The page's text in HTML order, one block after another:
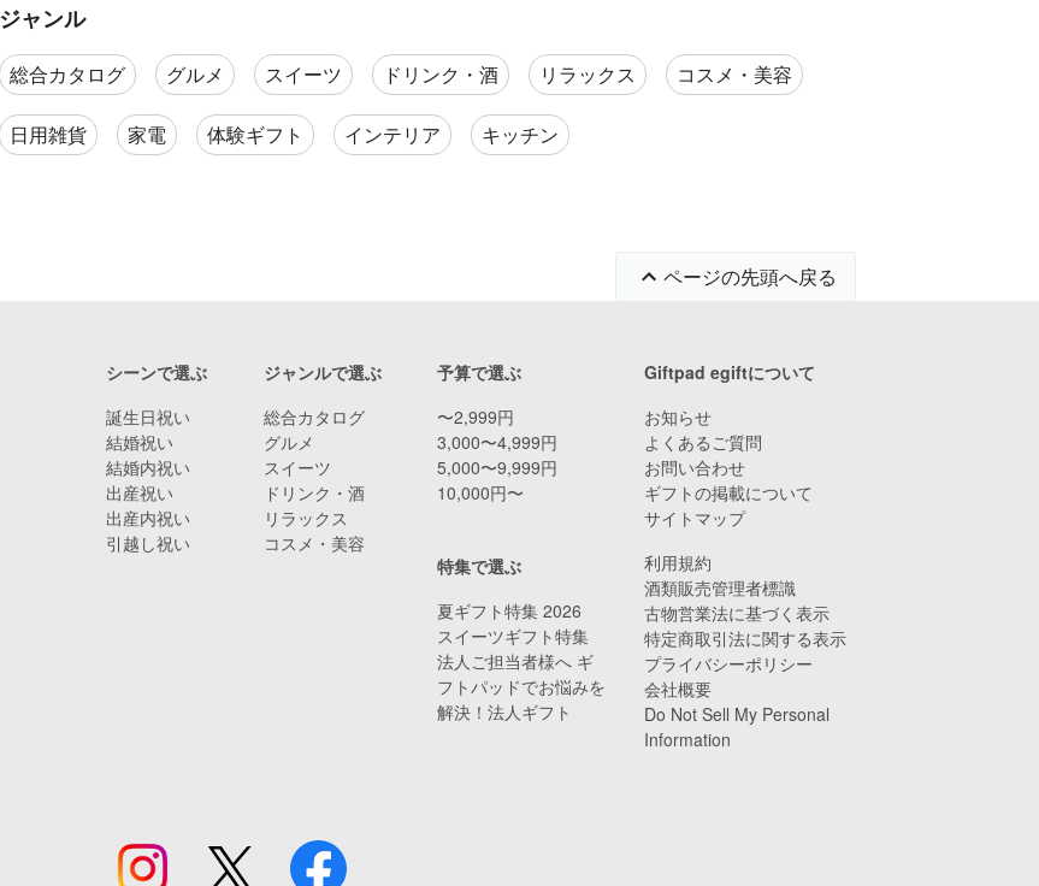
ジャンル
総合カタログ グルメ スイーツ ドリンク・酒 リラックス コスメ・美容
日用雑貨 家電 体験ギフト インテリア キッチン
ページの先頭へ戻る
シーンで選ぶ
誕生日祝い
結婚祝い
結婚内祝い
出産祝い
出産内祝い
引越し祝い
予算で選ぶ
〜2,999円
3,000〜4,999円
5,000〜9,999円
10,000円〜
ジャンルで選ぶ
総合カタログ
グルメ
スイーツ
ドリンク・酒
リラックス
コスメ・美容
特集で選ぶ
夏ギフト特集 2026
スイーツギフト特集
法人ご担当者様へ ギ
フトパッドでお悩みを
解決！法人ギフト
Giftpad egiftについて
お知らせ
よくあるご質問
お問い合わせ
ギフトの掲載について
サイトマップ
利用規約
酒類販売管理者標識
古物営業法に基づく表示
特定商取引法に関する表示
プライバシーポリシー
会社概要
Do Not Sell My Personal
Information